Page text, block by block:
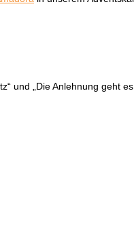
und „Die Anlehnung geht